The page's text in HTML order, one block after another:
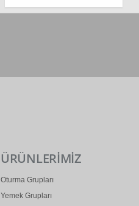
ÜRÜNLERİMİZ
Oturma Grupları
Yemek Grupları